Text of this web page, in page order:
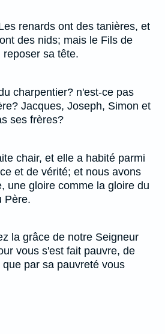
renards ont des tanières, et
des nids; mais le Fils de
reposer sa tête.
charpentier? n'est-ce pas
Jacques, Joseph, Simon et
ses frères?
chair, et elle a habité parmi
et de vérité; et nous avons
une gloire comme la gloire du
Père.
la grâce de notre Seigneur
vous s'est fait pauvre, de
par sa pauvreté vous